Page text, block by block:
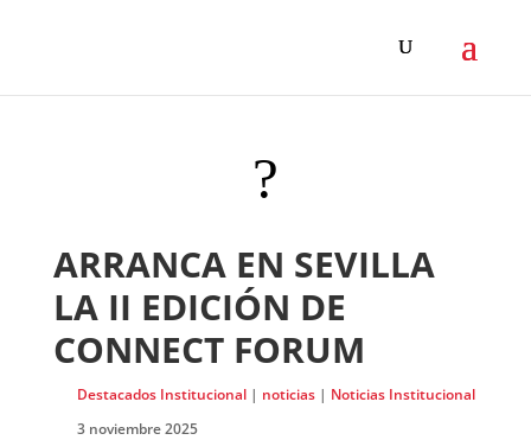
?
ARRANCA EN SEVILLA
LA II EDICIÓN DE
CONNECT FORUM
Destacados Institucional| noticias| Noticias Institucional
3 noviembre 2025